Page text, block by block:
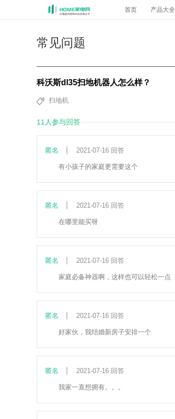
首页 产品大全
常见问题
科沃斯dl35扫地机器人怎么样？
扫地机
11人参与回答
匿名 2021-07-16 回答
有小孩子的家庭更需要这个
匿名 2021-07-16 回答
在哪里能买呀
匿名 2021-07-16 回答
家庭必备神器啊，这样也可以轻松一点
匿名 2021-07-16 回答
好家伙，我结婚新房子安排一个
匿名 2021-07-16 回答
我家一直想拥有。。。